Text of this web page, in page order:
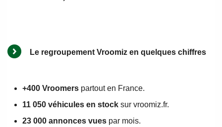
Le regroupement Vroomiz en quelques chiffres
+400 Vroomers partout en France.
11 050 véhicules en stock sur vroomiz.fr.
23 000 annonces vues par mois.